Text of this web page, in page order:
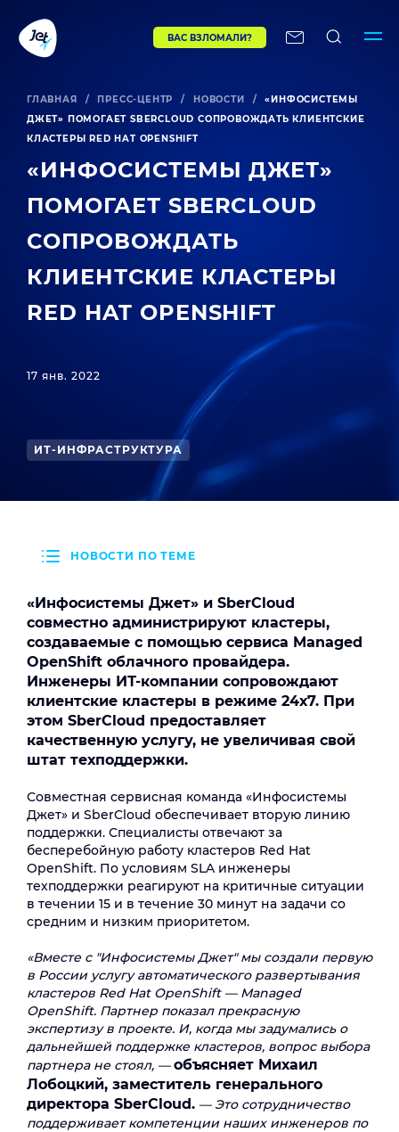
ВАС ВЗЛОМАЛИ?
ГЛАВНАЯ / ПРЕСС-ЦЕНТР / НОВОСТИ /
«ИНФОСИСТЕМЫ
ДЖЕТ» ПОМОГАЕТ SBERCLOUD СОПРОВОЖДАТЬ КЛИЕНТСКИЕ
КЛАСТЕРЫ RED HAT OPENSHIFT
«ИНФОСИСТЕМЫ ДЖЕТ»
ПОМОГАЕТ SBERCLOUD
СОПРОВОЖДАТЬ
КЛИЕНТСКИЕ КЛАСТЕРЫ
RED HAT OPENSHIFT
17 янв. 2022
ИТ-ИНФРАСТРУКТУРА
НОВОСТИ ПО ТЕМЕ
«Инфосистемы Джет» и SberCloud
совместно администрируют кластеры,
создаваемые с помощью сервиса Managed
OpenShift облачного провайдера.
Инженеры ИТ-компании сопровождают
клиентские кластеры в режиме 24х7. При
этом SberCloud предоставляет
качественную услугу, не увеличивая свой
штат техподдержки.
Совместная сервисная команда «Инфосистемы
Джет» и SberCloud обеспечивает вторую линию
поддержки. Специалисты отвечают за
бесперебойную работу кластеров Red Hat
OpenShift. По условиям SLA инженеры
техподдержки реагируют на критичные ситуации
в течении 15 и в течение 30 минут на задачи со
средним и низким приоритетом.
«Вместе с "Инфосистемы Джет" мы создали первую
в России услугу автоматического развертывания
кластеров Red Hat OpenShift — Managed
OpenShift. Партнер показал прекрасную
экспертизу в проекте. И, когда мы задумались о
дальнейшей поддержке кластеров, вопрос выбора
партнера не стоял, —объясняет Михаил
Лобоцкий, заместитель генерального
директора SberCloud. — Это сотрудничество
поддерживает компетенции наших инженеров по